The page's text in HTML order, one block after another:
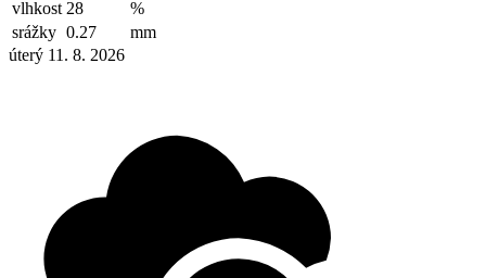
vlhkost 28
%
srážky 0.27
mm
úterý 11. 8. 2026